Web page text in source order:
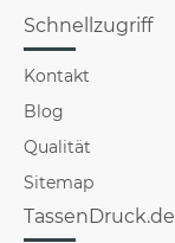
Schnellzugriff
Kontakt
Blog
Qualität
Sitemap
TassenDruck.de